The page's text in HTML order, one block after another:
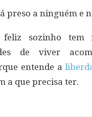
preso a ninguém e
feliz sozinho tem
de viver
entende a
a que precisa ter.